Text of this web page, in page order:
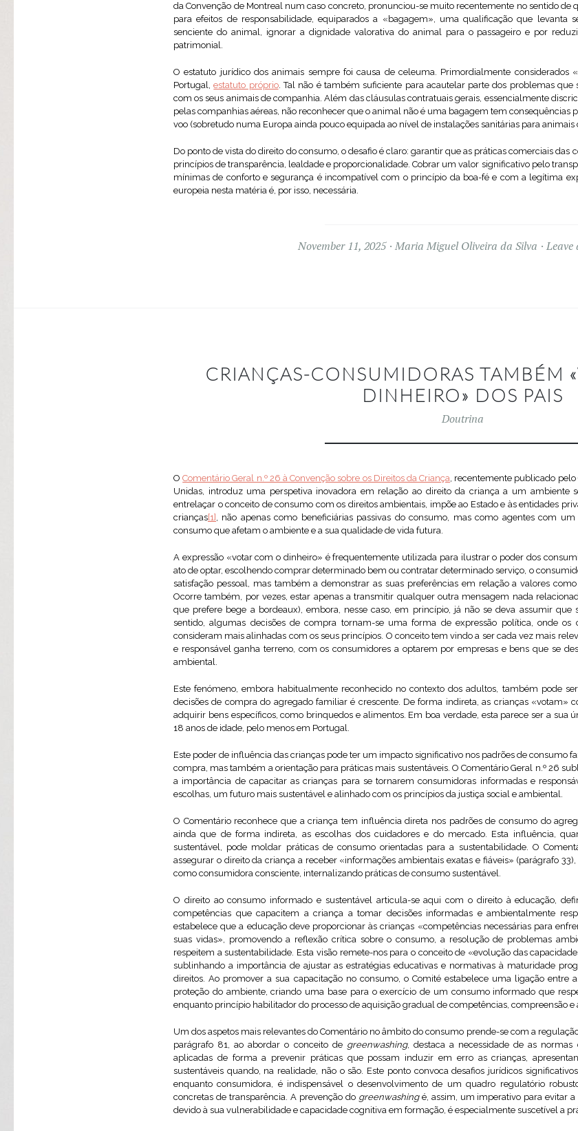
da Convenção de Montreal num caso concreto, pronunciou-se muito recentemente no sentido de
para efeitos de responsabilidade, equiparados a «bagagem», uma qualificação que levanta
senciente do animal, ignorar a dignidade valorativa do animal para o passageiro e por
patrimonial.
O estatuto jurídico dos animais sempre foi causa de celeuma. Primordialmente considerados
Portugal,estatuto próprio. Tal não é também suficiente para acautelar parte dos problemas
com os seus animais de companhia. Além das cláusulas contratuais gerais, essencialmente
pelas companhias aéreas, não reconhecer que o animal não é uma bagagem tem consequências
voo (sobretudo numa Europa ainda pouco equipada ao nível de instalações sanitárias para animais
Do ponto de vista do direito do consumo, o desafio é claro: garantir que as práticas comerciais das
princípios de transparência, lealdade e proporcionalidade. Cobrar um valor significativo pelo
mínimas de conforto e segurança é incompatível com o princípio da boa-fé e com a legítima
europeia nesta matéria é, por isso, necessária.
November 11, 2025 Maria Miguel Oliveira da Silva Leave
CRIANÇAS-CONSUMIDORAS TAMBÉM
DINHEIRO» DOS PAIS
Doutrina
OComentário Geral n.º 26 à Convenção sobre os Direitos da Criança, recentemente publicado pelo
Unidas, introduz uma perspetiva inovadora em relação ao direito da criança a um ambiente
entrelaçar o conceito de consumo com os direitos ambientais, impõe ao Estado e às entidades
crianças[1] , não apenas como beneficiárias passivas do consumo, mas como agentes com
consumo que afetam o ambiente e a sua qualidade de vida futura.
A expressão «votar com o dinheiro» é frequentemente utilizada para ilustrar o poder dos
ato de optar, escolhendo comprar determinado bem ou contratar determinado serviço, o
satisfação pessoal, mas também a demonstrar as suas preferências em relação a valores
Ocorre também, por vezes, estar apenas a transmitir qualquer outra mensagem nada
que prefere bege a bordeaux), embora, nesse caso, em princípio, já não se deva assumir
sentido, algumas decisões de compra tornam-se uma forma de expressão política, onde os
consideram mais alinhadas com os seus princípios. O conceito tem vindo a ser cada vez mais
e responsável ganha terreno, com os consumidores a optarem por empresas e bens que se
ambiental.
Este fenómeno, embora habitualmente reconhecido no contexto dos adultos, também pode
decisões de compra do agregado familiar é crescente. De forma indireta, as crianças «votam»
adquirir bens específicos, como brinquedos e alimentos. Em boa verdade, esta parece ser a sua
18 anos de idade, pelo menos em Portugal.
Este poder de influência das crianças pode ter um impacto significativo nos padrões de consumo
compra, mas também a orientação para práticas mais sustentáveis. O Comentário Geral n.º 26
a importância de capacitar as crianças para se tornarem consumidoras informadas e
escolhas, um futuro mais sustentável e alinhado com os princípios da justiça social e ambiental.
O Comentário reconhece que a criança tem influência direta nos padrões de consumo do
ainda que de forma indireta, as escolhas dos cuidadores e do mercado. Esta influência,
sustentável, pode moldar práticas de consumo orientadas para a sustentabilidade. O
assegurar o direito da criança a receber «informações ambientais exatas e fiáveis» (parágrafo
como consumidora consciente, internalizando práticas de consumo sustentável.
O direito ao consumo informado e sustentável articula-se aqui com o direito à educação,
competências que capacitem a criança a tomar decisões informadas e ambientalmente
estabelece que a educação deve proporcionar às crianças «competências necessárias para
suas vidas», promovendo a reflexão crítica sobre o consumo, a resolução de problemas
respeitem a sustentabilidade. Esta visão remete-nos para o conceito de «evolução das
sublinhando a importância de ajustar as estratégias educativas e normativas à maturidade
direitos. Ao promover a sua capacitação no consumo, o Comité estabelece uma ligação entre
proteção do ambiente, criando uma base para o exercício de um consumo informado que
enquanto princípio habilitador do processo de aquisição gradual de competências, compreensão e
Um dos aspetos mais relevantes do Comentário no âmbito do consumo prende-se com a
parágrafo 81, ao abordar o conceito de greenwashing, destaca a necessidade de as
aplicadas de forma a prevenir práticas que possam induzir em erro as crianças,
sustentáveis quando, na realidade, não o são. Este ponto convoca desafios jurídicos
enquanto consumidora, é indispensável o desenvolvimento de um quadro regulatório
concretas de transparência. A prevenção do greenwashingé, assim, um imperativo para evitar
devido à sua vulnerabilidade e capacidade cognitiva em formação, é especialmente suscetível a